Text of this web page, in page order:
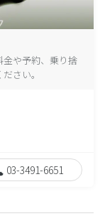
金や予約、乗り捨
さい。
03-3491-6651